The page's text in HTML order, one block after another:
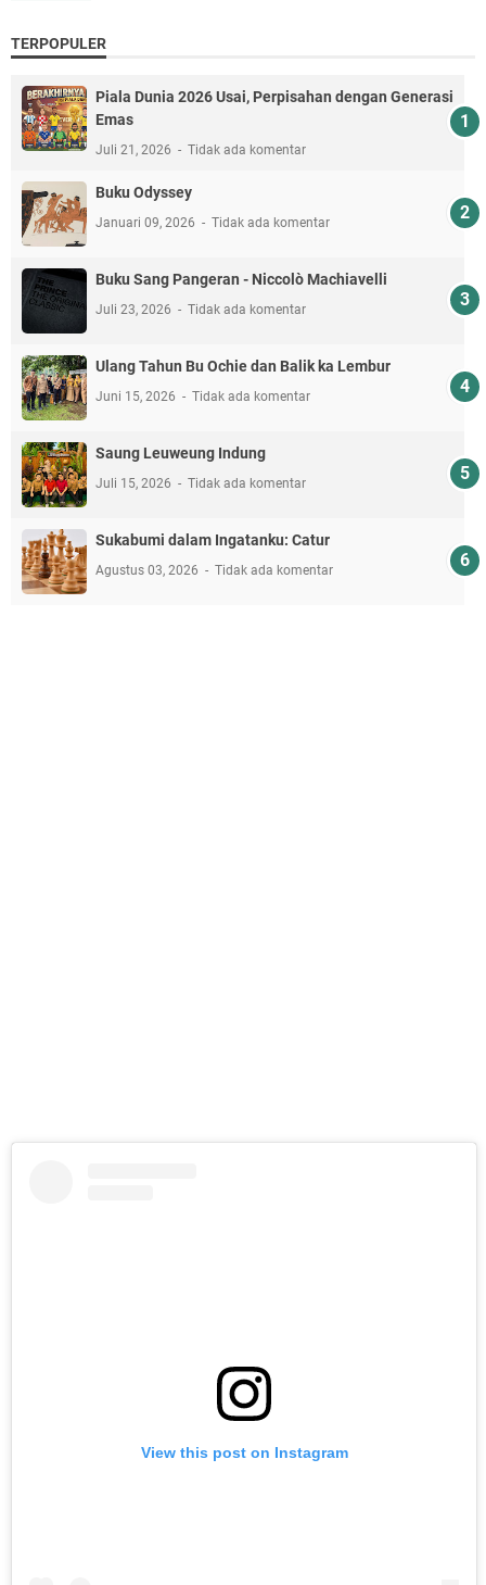
TERPOPULER
Piala Dunia 2026 Usai, Perpisahan dengan Generasi
Emas
Juli 21, 2026 Tidak ada komentar
Buku Odyssey
Januari 09, 2026 Tidak ada komentar
Buku Sang Pangeran - Niccolò Machiavelli
Juli 23, 2026 Tidak ada komentar
Ulang Tahun Bu Ochie dan Balik ka Lembur
Juni 15, 2026 Tidak ada komentar
Saung Leuweung Indung
Juli 15, 2026 Tidak ada komentar
Sukabumi dalam Ingatanku: Catur
Agustus 03, 2026 Tidak ada komentar
View this post on Instagram